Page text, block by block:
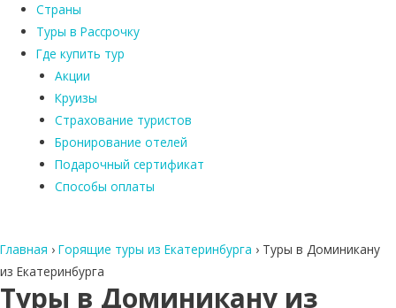
Страны
Туры в Рассрочку
Где купить тур
Акции
Круизы
Страхование туристов
Бронирование отелей
Подарочный сертификат
Способы оплаты
Главная › Горящие туры из Екатеринбурга › Туры в Доминикану
из Екатеринбурга
Туры в Доминикану из